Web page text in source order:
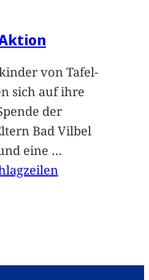
von Tafel-
sich auf ihre
der
Bad Vilbel
eine …